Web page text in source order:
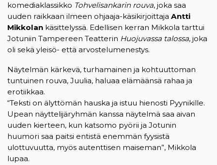
komediaklassikko Tohvelisankarin rouva, joka saa
uuden raikkaan ilmeen ohjaaja-käsikirjoittaja Antti
Mikkolan käsittelyssä. Edellisen kerran Mikkola tarttui
Jotuniin Tampereen Teatterin Huojuvassa talossa, joka
oli sekä yleisö- että arvostelumenestys.
Näytelmän kärkevä, turhamainen ja kohtuuttoman
tuntuinen rouva, Juulia, haluaa elämäänsä rahaa ja
erotiikkaa.
“Teksti on älyttömän hauska ja istuu hienosti Pyynikille.
Upean näyttelijäryhmän kanssa näytelmä saa aivan
uuden kierteen, kun katsomo pyörii ja Jotunin
huumori saa paitsi entistä enemmän fyysistä
ulottuvuutta, myös autenttisen maiseman”, Mikkola
lupaa.